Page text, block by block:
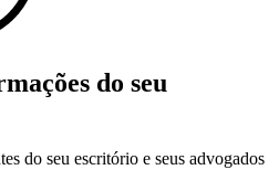
do seu
do seu escritório e seus advogados